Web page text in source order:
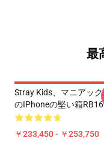
最
Stray Kids、マニアッ
のiPhoneの堅い箱
￥233,450 - ￥253,750